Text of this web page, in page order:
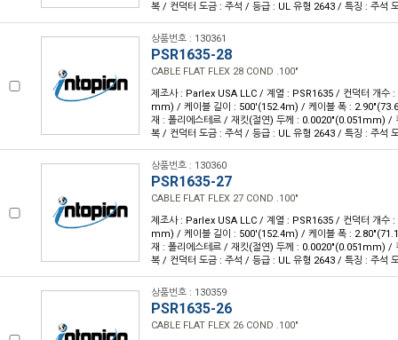
복 / 컨덕터 도금 : 주석 / 등급 : UL 유형 2643 / 특징 : 주석
상품번호 : 130361
PSR1635-28
CABLE FLAT FLEX 28 COND .100"
제조사 : Parlex USA LLC / 계열 : PSR1635 / 컨덕터 개수
mm) / 케이블 길이 : 500'(152.4m) / 케이블 폭 :
재 : 폴리에스테르 / 재킷(절연) 두께 : 0.0020"(0.051mm) /
복 / 컨덕터 도금 : 주석 / 등급 : UL 유형 2643 / 특징 : 주석
상품번호 : 130360
PSR1635-27
CABLE FLAT FLEX 27 COND .100"
제조사 : Parlex USA LLC / 계열 : PSR1635 / 컨덕터 개수
mm) / 케이블 길이 : 500'(152.4m) / 케이블 폭 :
재 : 폴리에스테르 / 재킷(절연) 두께 : 0.0020"(0.051mm) /
복 / 컨덕터 도금 : 주석 / 등급 : UL 유형 2643 / 특징 : 주석
상품번호 : 130359
PSR1635-26
CABLE FLAT FLEX 26 COND .100"